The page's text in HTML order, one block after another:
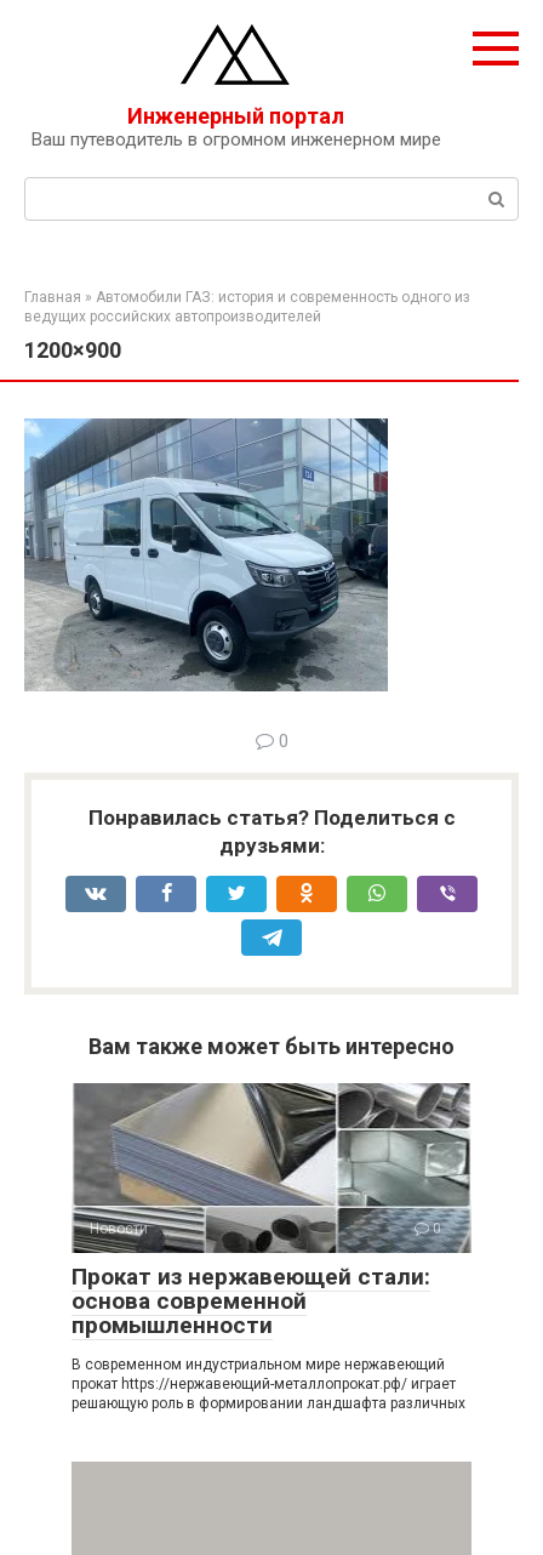
Инженерный портал
Ваш путеводитель в огромном инженерном мире
Поиск:
Главная » Автомобили ГАЗ: история и современность одного из
ведущих российских автопроизводителей
1200×900
0
Понравилась статья? Поделиться с
друзьями:
Вам также может быть интересно
Новости 0
Прокат из нержавеющей стали:
основа современной
промышленности
В современном индустриальном мире нержавеющий
прокат https://нержавеющий-металлопрокат.рф/ играет
решающую роль в формировании ландшафта различных